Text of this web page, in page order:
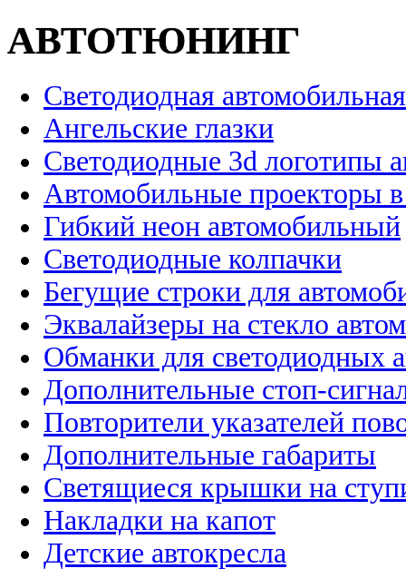
АВТОТЮНИНГ
Светодиодная
Ангельские глазки
Светодиодные 3d логотипы
Автомобильные проекторы
Гибкий неон автомобильный
Светодиодные колпачки
Бегущие строки для
Эквалайзеры на стекло
Обманки для светодиодных
Дополнительные стоп-
Повторители указателей
Дополнительные габариты
Светящиеся крышки на
Накладки на капот
Детские автокресла